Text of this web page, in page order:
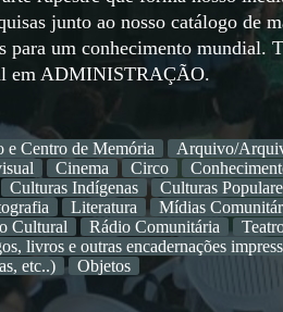
junto ao nosso catálogo de
para um conhecimento
em ADMINISTRAÇÃO.
e Centro de Memória Arquivo/
Cinema Circo
Culturas Indígenas Culturas
Literatura Mídias
Cultural Rádio Comunitária
livros e outras encadernações
etc..)
Objetos